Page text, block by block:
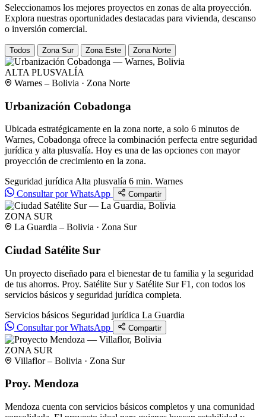
Seleccionamos los mejores proyectos en zonas de alta proyección.
Explora nuestras oportunidades destacadas para vivienda, descanso
o inversión comercial.
Todos Zona Sur Zona Este Zona Norte
ALTA PLUSVALÍA
Warnes – Bolivia · Zona Norte
Urbanización Cobadonga
Ubicada estratégicamente en la zona norte, a solo 6 minutos de
Warnes, Cobadonga ofrece la combinación perfecta entre seguridad
jurídica y alta plusvalía. Hoy es una de las opciones con mayor
proyección de crecimiento en la zona.
Seguridad jurídica Alta plusvalía 6 min. Warnes
Consultar por WhatsApp
Compartir
ZONA SUR
La Guardia – Bolivia · Zona Sur
Ciudad Satélite Sur
Un proyecto diseñado para el bienestar de tu familia y la seguridad
de tus ahorros. Proy. Satélite Sur y Satélite Sur F1, con todos los
servicios básicos y seguridad jurídica completa.
Servicios básicos Seguridad jurídica La Guardia
Consultar por WhatsApp
Compartir
ZONA SUR
Villaflor – Bolivia · Zona Sur
Proy. Mendoza
Mendoza cuenta con servicios básicos completos y una comunidad